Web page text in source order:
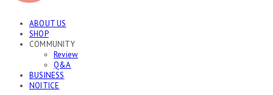
ABOUT US
SHOP
COMMUNITY
Review
Q&A
BUSINESS
NOITICE